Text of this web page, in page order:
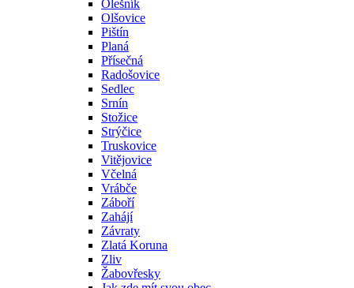
Olešník
Olšovice
Pištín
Planá
Přísečná
Radošovice
Sedlec
Srnín
Stožice
Strýčice
Truskovice
Vitějovice
Včelná
Vrábče
Záboří
Zahájí
Závraty
Zlatá Koruna
Zliv
Žabovřesky